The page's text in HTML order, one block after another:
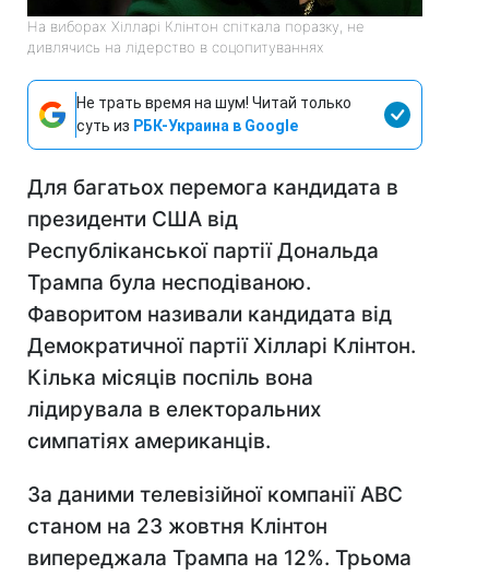
На виборах Хілларі Клінтон спіткала поразку, не
дивлячись на лідерство в соцопитуваннях
Не трать время на шум! Читай только
суть из РБК-Украина в Google
Для багатьох перемога кандидата в
президенти США від
Республіканської партії Дональда
Трампа була несподіваною.
Фаворитом називали кандидата від
Демократичної партії Хілларі Клінтон.
Кілька місяців поспіль вона
лідирувала в електоральних
симпатіях американців.
За даними телевізійної компанії АВС
станом на 23 жовтня Клінтон
випереджала Трампа на 12%. Трьома